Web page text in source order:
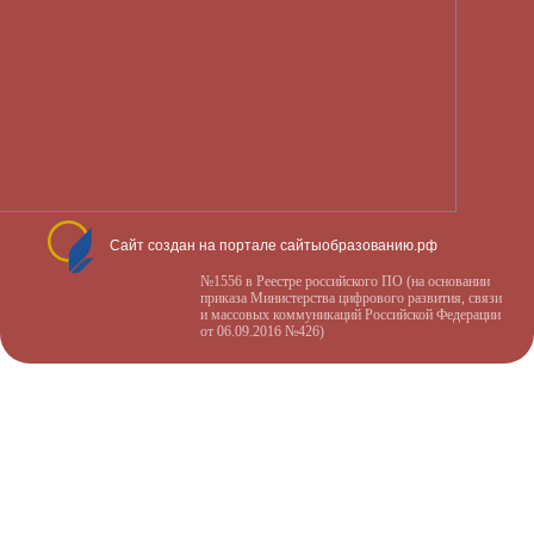
Сайт создан на портале сайтыобразованию.рф
№1556 в Реестре российского ПО (на основании
приказа Министерства цифрового развития, связи
и массовых коммуникаций Российской Федерации
от 06.09.2016 №426)